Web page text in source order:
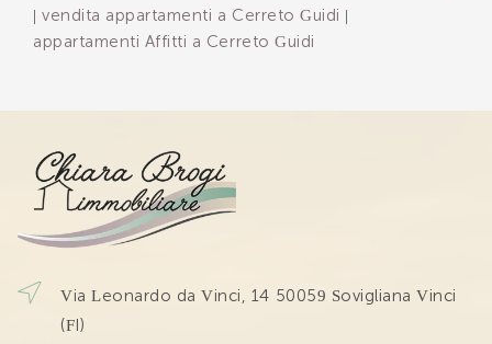
|vendita appartamenti a Cerreto Guidi
appartamenti Affitti a Cerreto Guidi
Via Leonardo da Vinci, 14 50059 Sovigliana Vinci
(FI)